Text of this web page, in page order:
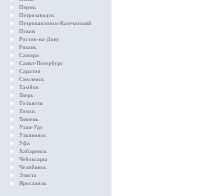
Пермь
Петрозаводск
Петропавловск-Камчатский
Псков
Ростов-на-Дону
Рязань
Самара
Санкт-Петербург
Саратов
Смоленск
Тамбов
Тверь
Тольятти
Томск
Тюмень
Улан-Удэ
Ульяновск
Уфа
Хабаровск
Чебоксары
Челябинск
Элиста
Ярославль